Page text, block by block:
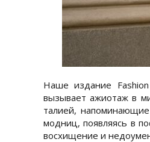
Наше издание
вызывает ажиотаж в
талией,
модниц, появляясь в
восхищение и